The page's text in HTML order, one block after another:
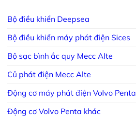
Bộ điều khiển Deepsea
Bộ điều khiển máy phát điện Sices
Bộ sạc bình ắc quy Mecc Alte
Củ phát điện Mecc Alte
Động cơ máy phát điện Volvo Penta
Động cơ Volvo Penta khác